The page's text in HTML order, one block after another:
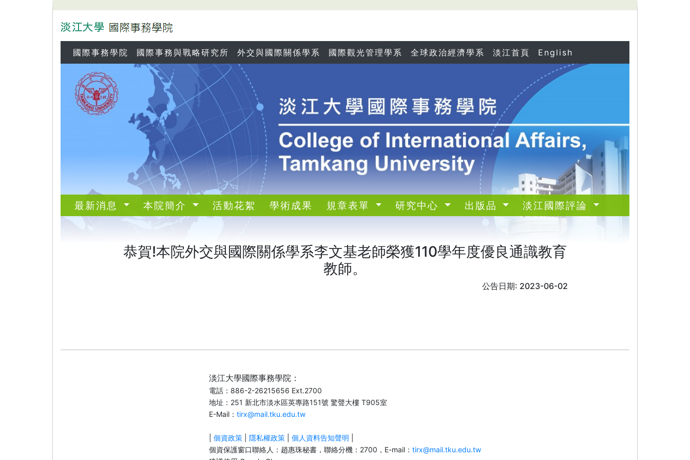
國際事務學院 國際事務與戰略研究所 外交與國際關係學系 國際觀光管理學系 全球政治經濟學系 淡江首頁 English
最新消息 本院簡介 活動花絮 學術成果 規章表單 研究中心 出版品 淡江國際評論
恭賀!本院外交與國際關係學系李文基老師榮獲110學年度優良通識教育
教師。
公告日期: 2023-06-02
淡江大學國際事務學院：
電話：886-2-26215656 Ext.2700
地址：251 新北市淡水區英專路151號 驚聲大樓 T905室
E-Mail： tirx@mail.tku.edu.tw
個資政策 隱私權政策 個人資料告知聲明
個資保護窗口聯絡人：趙惠珠秘書，聯絡分機：2700，E-mail： tirx@mail.tku.edu.tw